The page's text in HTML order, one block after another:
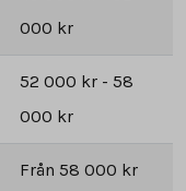
000 kr
52 000 kr - 58
000 kr
Från 58 000 kr